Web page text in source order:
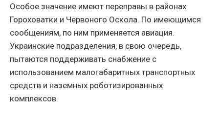
Особое значение имеют переправы в районах
Гороховатки и Червоного Оскола. По имеющимся
сообщениям, по ним применяется авиация.
Украинские подразделения, в свою очередь,
пытаются поддерживать снабжение с
использованием малогабаритных транспортных
средств и наземных роботизированных
комплексов.